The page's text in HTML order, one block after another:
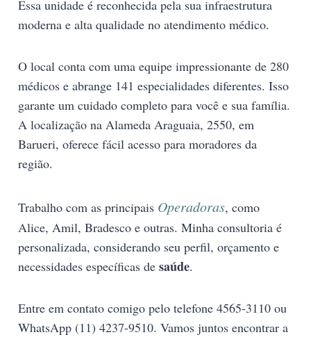
Essa unidade é reconhecida pela sua infraestrutura
moderna e alta qualidade no atendimento médico.
O local conta com uma equipe impressionante de 280
médicos e abrange 141 especialidades diferentes. Isso
garante um cuidado completo para você e sua família.
A localização na Alameda Araguaia, 2550, em
Barueri, oferece fácil acesso para moradores da
região.
Trabalho com as principais Operadoras, como
Alice, Amil, Bradesco e outras. Minha consultoria é
personalizada, considerando seu perfil, orçamento e
necessidades específicas de saúde.
Entre em contato comigo pelo telefone 4565-3110 ou
WhatsApp (11) 4237-9510. Vamos juntos encontrar a